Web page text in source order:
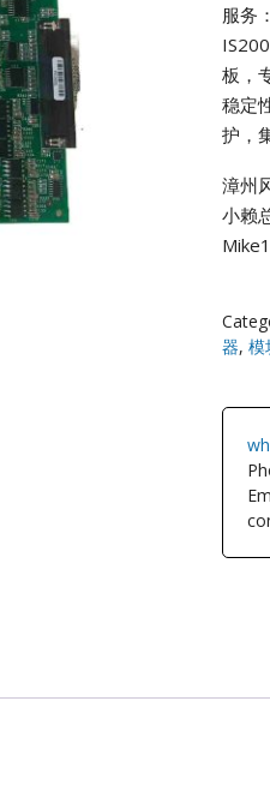
服务
板，
稳定
护，
漳州
小赖
器, 模